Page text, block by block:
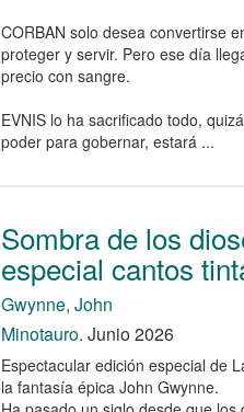
CORBAN solo desea convertirse
proteger y servir. Pero ese día
precio con sangre.
EVNIS lo ha sacrificado todo,
poder para gobernar, estará ...
Sombra de los
especial cantos
Gwynne, John
Minotauro. Junio 2026
Espectacular edición especial de
la fantasía épica John Gwynne.